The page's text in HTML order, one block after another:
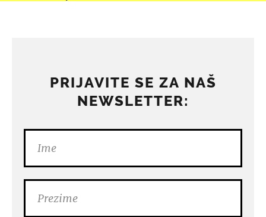
PRIJAVITE SE ZA NAŠ
NEWSLETTER: